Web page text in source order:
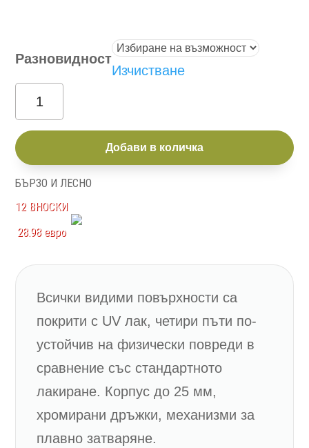
Разновидност
Изчистване
количество
за
Пиано
TV180-
2K2FV/PN
Добави в количка
БЪРЗО И ЛЕСНО
12 ВНОСКИ
28.98 евро
Всички видими повърхности са
покрити с UV лак, четири пъти по-
устойчив на физически повреди в
сравнение със стандартното
лакиране. Корпус до 25 мм,
хромирани дръжки, механизми за
плавно затваряне.